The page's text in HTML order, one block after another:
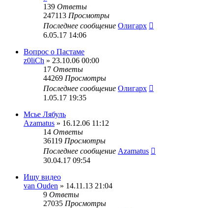
139 Ответы
247113 Просмотры
Последнее сообщение Олигарх
6.05.17 14:06
Вопрос о Пастаме
z0liCh » 23.10.06 00:00
17 Ответы
44269 Просмотры
Последнее сообщение Олигарх
1.05.17 19:35
Мсье Лябуль
Azamatus » 16.12.06 11:12
14 Ответы
36119 Просмотры
Последнее сообщение Azamatus
30.04.17 09:54
Ищу видео
van Ouden » 14.11.13 21:04
9 Ответы
27035 Просмотры